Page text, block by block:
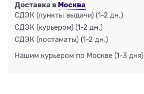
Доставка в Москва
СДЭК (пункты выдачи) (1-2 дн.)
СДЭК (курьером) (1-2 дн.)
СДЭК (постаматы) (1-2 дн.)
Нашим курьером по Москве (1-3 дня)